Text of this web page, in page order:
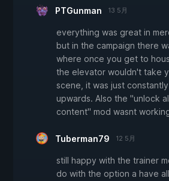
PTGunman 13 5月
everything was great in
but in the campaign there
where once you get to
the elevator wouldn't take
scene, it was just
upwards. Also the "unlock
content" mod wasnt
Tuberman79 12 5月
still happy with the trainer
do with the option a have